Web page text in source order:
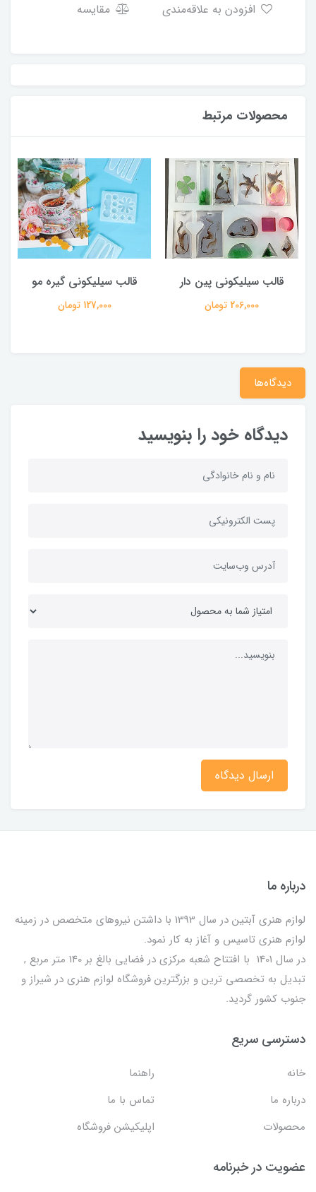
مقایسه
محصولات مرتبط
قالب سیلیکونی پین دار
206,000 تومان
قالب سیلیکونی گیره مو
127,000 تومان
دیدگاه‌ها
دیدگاه خود را بنویسید
ارسال دیدگاه
درباره ما
لوازم هنری آبتین در سال 1393 با داشتن نیروهای متخصص در زمینه
لوازم هنری تاسیس و آغاز به کار نمود.
در سال 1401 با افتتاح شعبه مرکزی در فضایی بالغ بر 140 متر مربع ,
تبدیل به تخصصی ترین و بزرگترین فروشگاه لوازم هنری در شیراز و
جنوب کشور گردید.
دسترسی سریع
خانه
راهنما
درباره ما
تماس با ما
محصولات
اپلیکیشن فروشگاه
عضویت در خبرنامه